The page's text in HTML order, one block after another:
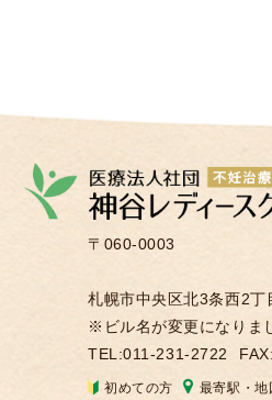
〒060-0003
札幌市中央区北3条西2
※ビル名が変更になりま
TEL:011-231-2722
初めての方 最寄駅・地